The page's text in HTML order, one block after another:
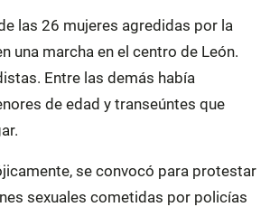
las 26 mujeres agredidas por la
una marcha en el centro de León.
Entre las demás había
de edad y transeúntes que
se convocó para protestar
sexuales cometidas por policías